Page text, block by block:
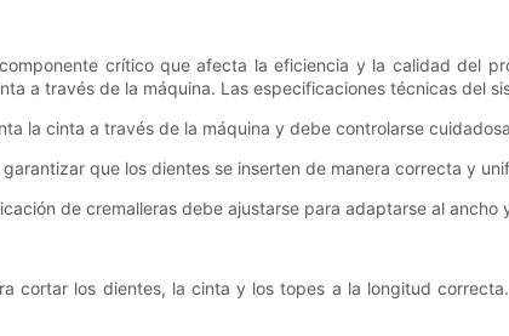
crítico que afecta la eficiencia y la calidad del
a través de la máquina. Las especificaciones técnicas del
la cinta a través de la máquina y debe controlarse
que los dientes se inserten de manera correcta y
de cremalleras debe ajustarse para adaptarse al ancho
cortar los dientes, la cinta y los topes a la longitud